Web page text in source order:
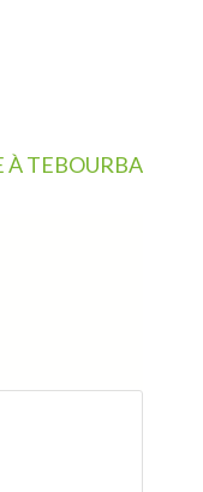
À TEBOURBA